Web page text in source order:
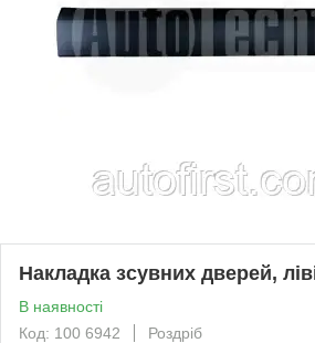
Накладка зсувних дверей,
В наявності
Код: 100 6942
Роздріб